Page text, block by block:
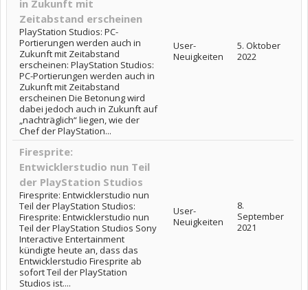
in Zukunft mit
Zeitabstand erscheinen
PlayStation Studios: PC-
Portierungen werden auch in
Zukunft mit Zeitabstand
erscheinen: PlayStation Studios:
PC-Portierungen werden auch in
Zukunft mit Zeitabstand
erscheinen Die Betonung wird
dabei jedoch auch in Zukunft auf
„nachträglich“ liegen, wie der
Chef der PlayStation...
User-
Neuigkeiten
5. Oktober
2022
Firesprite:
Entwicklerstudio nun Teil
der PlayStation Studios
Firesprite: Entwicklerstudio nun
Teil der PlayStation Studios:
Firesprite: Entwicklerstudio nun
Teil der PlayStation Studios Sony
Interactive Entertainment
kündigte heute an, dass das
Entwicklerstudio Firesprite ab
sofort Teil der PlayStation
Studios ist....
User-
Neuigkeiten
8.
September
2021